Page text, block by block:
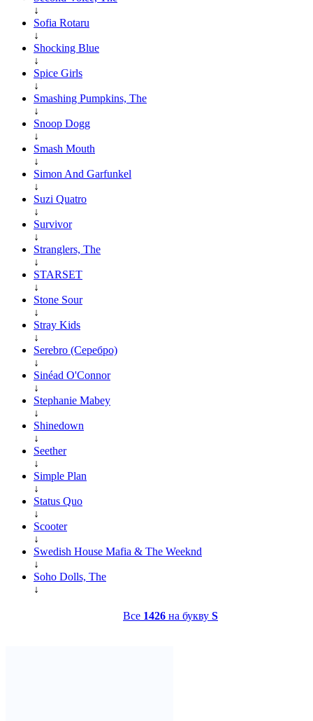
↓
Sofia Rotaru
↓
Shocking Blue
↓
Spice Girls
↓
Smashing Pumpkins, The
↓
Snoop Dogg
↓
Smash Mouth
↓
Simon And Garfunkel
↓
Suzi Quatro
↓
Survivor
↓
Stranglers, The
↓
STARSET
↓
Stone Sour
↓
Stray Kids
↓
Serebro (Серебро)
↓
Sinéad O'Connor
↓
Stephanie Mabey
↓
Shinedown
↓
Seether
↓
Simple Plan
↓
Status Quo
↓
Scooter
↓
Swedish House Mafia & The Weeknd
↓
Soho Dolls, The
↓
Все 1426 на букву S